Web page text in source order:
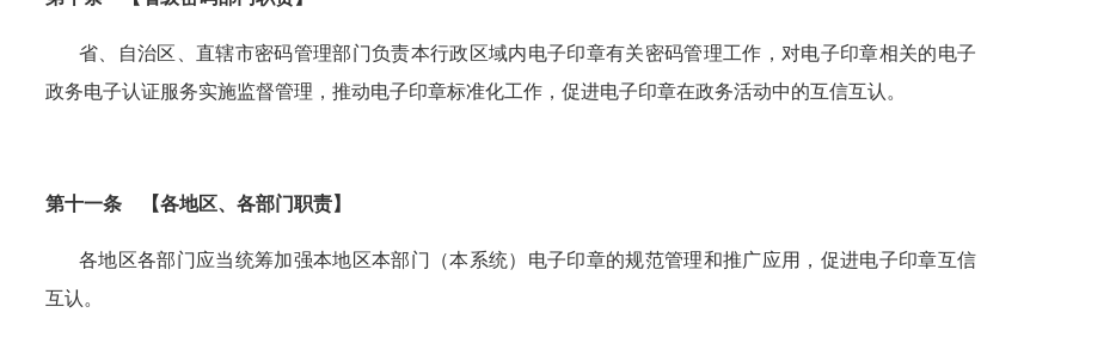
省、自治区、直辖市密码管理部门负责本行政区域内电子印章有关密码管理工作，对电子印章相关的电子
政务电子认证服务实施监督管理，推动电子印章标准化工作，促进电子印章在政务活动中的互信互认。
第十一条 【各地区、各部门职责】
各地区各部门应当统筹加强本地区本部门（本系统）电子印章的规范管理和推广应用，促进电子印章互信
互认。